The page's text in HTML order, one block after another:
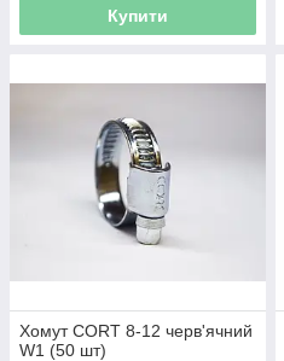
Купити
Хомут CORT 8-12 черв'ячний
W1 (50 шт)